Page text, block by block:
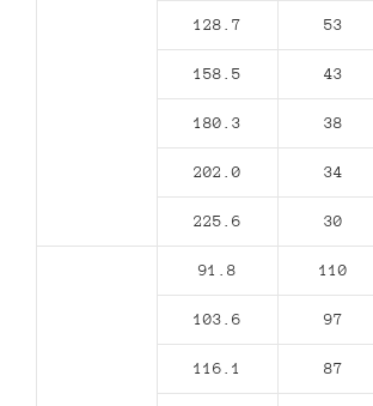
128.7 53
158.5 43
180.3 38
202.0 34
225.6 30
91.8 110
103.6 97
116.1 87